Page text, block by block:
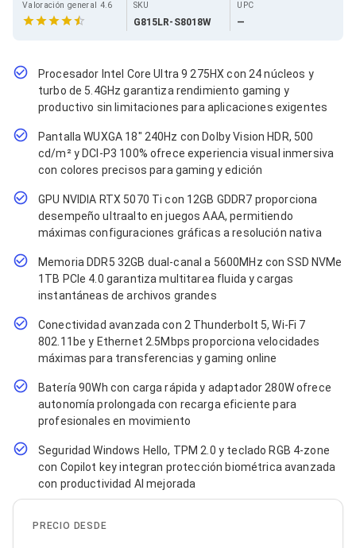
Cables Coaxiales
Accesorios para Cables
Conectores
Tapas y Cajas
Herramientas para Cables
Pinzas Ponchadoras
Probadores de Cable
Cortadoras de Cable
Protectores para Cables
Cables para Impresoras
Bobinas
Cableado Estructurado
Sujetadores de Cables
Cinchos
Adaptadores
Adaptadores PC
Adaptadores PC USB
Adaptadores PC Serial
Adaptadores PC SATA
Adaptadores PC IDE
Adaptadores PC Teclado
Bluetooth
Adaptadores Video
Adaptadores Video DisplayPort
Divisores de Video
Adaptadores Video HDMI
Extensores y Receptores de Vídeo
Adaptadores Video DVI
Adaptadores Video VGA / HD15
Repetidores USB
Adaptadores Audio
Adaptadores Audio AUX
Valoración general 4.6 SKU
G815LR-S8018W
UPC
—
Procesador Intel Core Ultra 9 275HX con 24 núcleos y
turbo de 5.4GHz garantiza rendimiento gaming y
productivo sin limitaciones para aplicaciones exigentes
Pantalla WUXGA 18" 240Hz con Dolby Vision HDR, 500
cd/m² y DCI-P3 100% ofrece experiencia visual inmersiva
con colores precisos para gaming y edición
GPU NVIDIA RTX 5070 Ti con 12GB GDDR7 proporciona
desempeño ultraalto en juegos AAA, permitiendo
máximas configuraciones gráficas a resolución nativa
Memoria DDR5 32GB dual-canal a 5600MHz con SSD NVMe
1TB PCIe 4.0 garantiza multitarea fluida y cargas
instantáneas de archivos grandes
Conectividad avanzada con 2 Thunderbolt 5, Wi-Fi 7
802.11be y Ethernet 2.5Mbps proporciona velocidades
máximas para transferencias y gaming online
Batería 90Wh con carga rápida y adaptador 280W ofrece
autonomía prolongada con recarga eficiente para
profesionales en movimiento
Seguridad Windows Hello, TPM 2.0 y teclado RGB 4-zone
con Copilot key integran protección biométrica avanzada
con productividad AI mejorada
PRECIO DESDE